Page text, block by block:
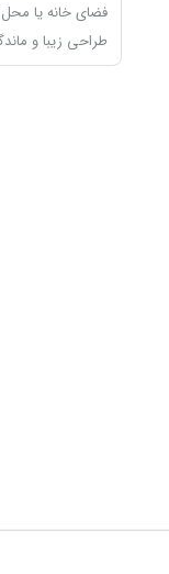
فضای خانه یا
طراحی زیبا و